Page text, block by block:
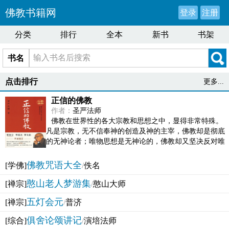
佛教书籍网 登录 注册
分类 排行 全本 新书 书架
书名
点击排行 更多...
正信的佛教
作者： 圣严法师
佛教在世界性的各大宗教和思想之中，显得非常特殊。
凡是宗教，无不信奉神的创造及神的主宰，佛教却是彻底
的无神论者；唯物思想是无神论的，佛教却又坚决反对唯
[学佛]佛教咒语大全/佚名
[禅宗]憨山老人梦游集/憨山大师
[禅宗]五灯会元/普济
[综合]俱舍论颂讲记/演培法师